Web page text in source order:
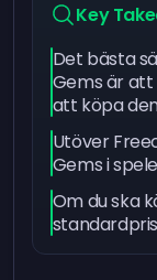
Key
Det bästa
Gems är
att köpa
Utöver
Gems i
Om du ska